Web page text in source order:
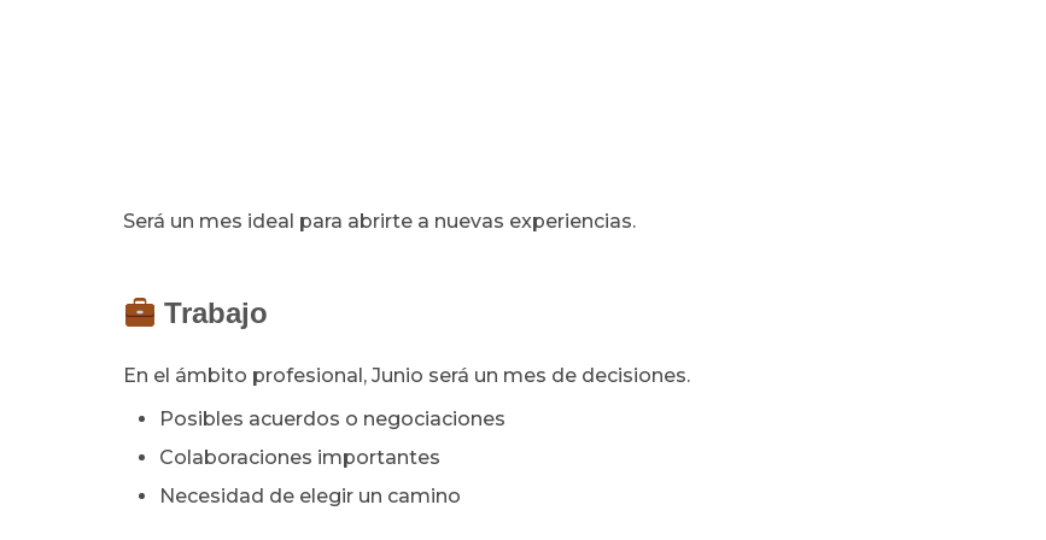
Será un mes ideal para abrirte a nuevas experiencias.
Trabajo
En el ámbito profesional, Junio será un mes de decisiones.
Posibles acuerdos o negociaciones
Colaboraciones importantes
Necesidad de elegir un camino